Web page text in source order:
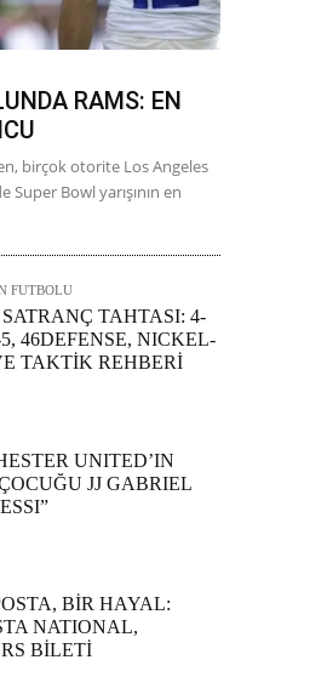
RAMS: EN
birçok otorite Los Angeles
Bowl yarışının en
FUTBOLU
SATRANÇ TAHTASI: 4-
5, 46DEFENSE, NICKEL-
TAKTİK REHBERİ
UNITED’IN
JJ GABRIEL
BİR HAYAL:
NATIONAL,
BİLETİ